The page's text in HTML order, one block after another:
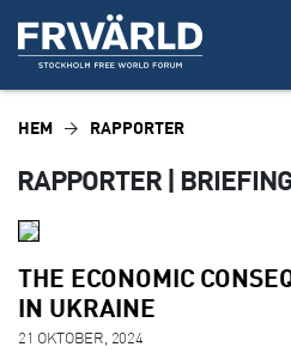
HEM RAPPORTER
RAPPORTER |
THE ECONOMIC
IN UKRAINE
21 OKTOBER, 2024